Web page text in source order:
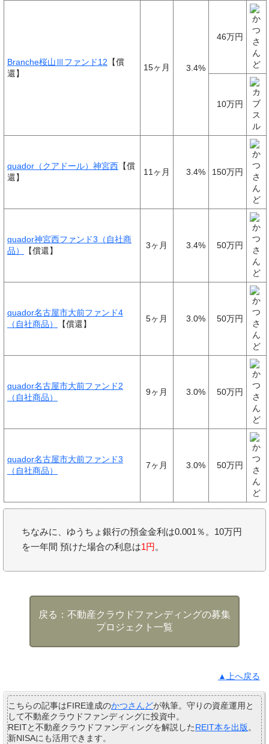
Branche桜山Ⅲファンド12 【償
還】
15ヶ月 3.4%
46万円
10万円
quador（クアドール）神宮西 【償
還】
11ヶ月 3.4% 150万円
quador神宮西ファンド3（自社商
品）
【償還】
3ヶ月 3.4% 50万円
quador名古屋市大前ファンド4
（自社商品）
【償還】
5ヶ月 3.0% 50万円
quador名古屋市大前ファンド2
（自社商品）
9ヶ月 3.0% 50万円
quador名古屋市大前ファンド3
（自社商品）
7ヶ月 3.0% 50万円
ちなみに、ゆうちょ銀行の預金金利は0.001％。10万円
を一年間 預けた場合の利息は1円。
不動産クラウドファンディングの募集
プロジェクト一覧
▲上へ戻る
こちらの記事はFIRE達成のかつさんどが執筆。守りの資産運用と
して不動産クラウドファンディングに投資中。
REITと不動産クラウドファンディングを解説した REIT本を出版 。
新NISAにも活用できます。